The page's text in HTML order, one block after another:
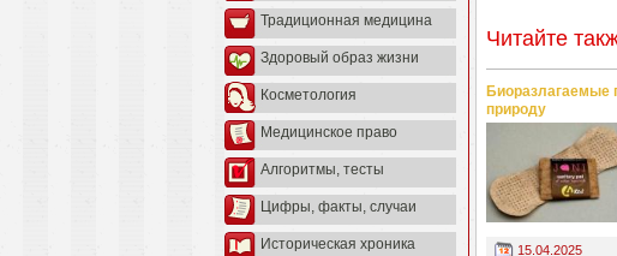
Традиционная медицина
Здоровый образ жизни
Косметология
Медицинское право
Алгоритмы, тесты
Цифры, факты, случаи
Историческая хроника
Читайте
Биоразлагаемые
природу
15.04.2025